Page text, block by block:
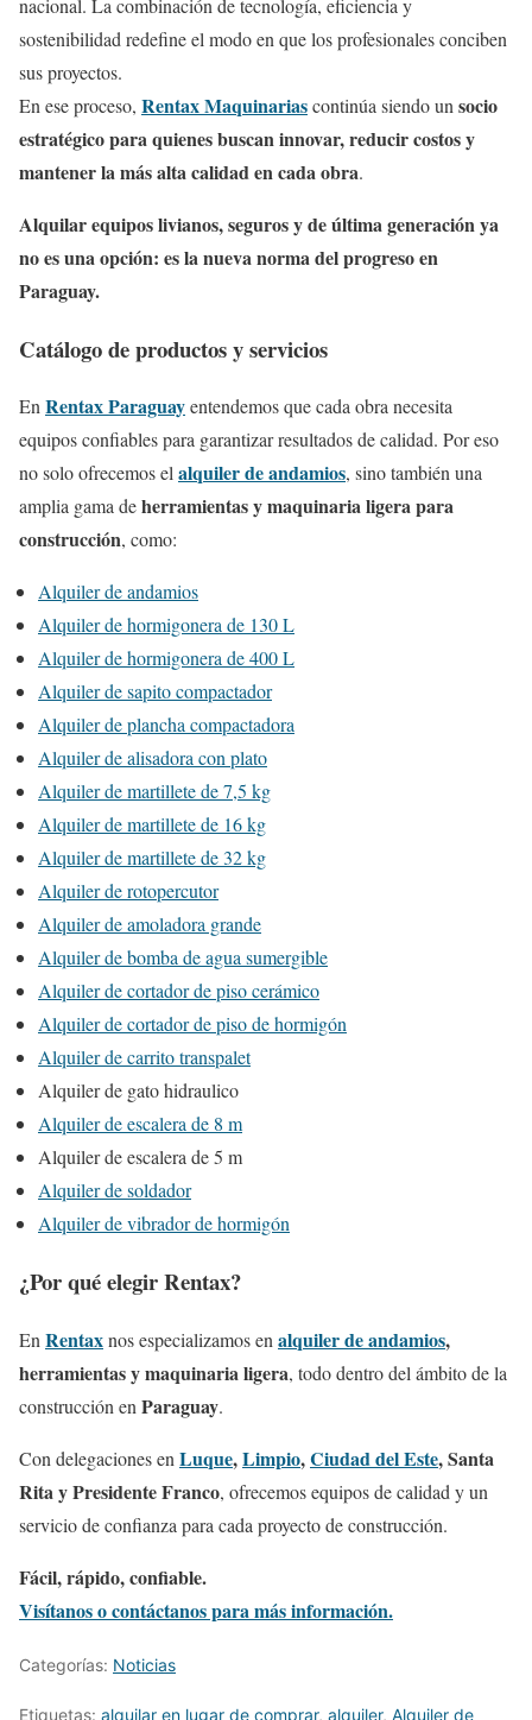
nacional. La combinación de tecnología, eficiencia y
sostenibilidad redefine el modo en que los profesionales conciben
sus proyectos.
En ese proceso, Rentax Maquinariascontinúa siendo un socio
estratégico para quienes buscan innovar, reducir costos y
mantener la más alta calidad en cada obra.
Alquilar equipos livianos, seguros y de última generación ya
no es una opción: es la nueva norma del progreso en
Paraguay.
Catálogo de productos y servicios
EnRentax Paraguayentendemos que cada obra necesita
equipos confiables para garantizar resultados de calidad. Por eso
no solo ofrecemos elalquiler de andamios, sino también una
amplia gama deherramientas y maquinaria ligera para
construcción, como:
Alquiler de andamios
Alquiler de hormigonera de 130 L
Alquiler de hormigonera de 400 L
Alquiler de sapito compactador
Alquiler de plancha compactadora
Alquiler de alisadora con plato
Alquiler de martillete de 7,5 kg
Alquiler de martillete de 16 kg
Alquiler de martillete de 32 kg
Alquiler de rotopercutor
Alquiler de amoladora grande
Alquiler de bomba de agua sumergible
Alquiler de cortador de piso cerámico
Alquiler de cortador de piso de hormigón
Alquiler de carrito transpalet
Alquiler de gato hidraulico
Alquiler de escalera de 8 m
Alquiler de escalera de 5 m
Alquiler de soldador
Alquiler de vibrador de hormigón
¿Por qué elegir Rentax?
En Rentaxnos especializamos en alquiler de andamios,
herramientas y maquinaria ligera, todo dentro del ámbito de la
construcción en Paraguay.
Con delegaciones en Luque,Limpio,Ciudad del Este, Santa
Rita y Presidente Franco, ofrecemos equipos de calidad y un
servicio de confianza para cada proyecto de construcción.
Fácil, rápido, confiable.
Visítanos o contáctanos para más información.
Categorías: Noticias
Etiquetas: alquilar en lugar de comprar, alquiler, Alquiler de